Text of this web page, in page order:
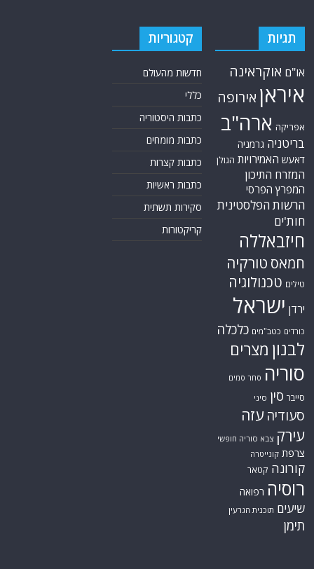
תגיות
או"ם אוקראינה
איראן אירופה
אפריקה ארה"ב
בריטניה גרמניה
דאעש האמירויות הגולן
המזרח התיכון
המפרץ הפרסי
הרשות הפלסטינית
חות'ים
חיזבאללה
חמאס טורקיה
טילים טכנולוגיה
ירדן ישראל
כורדים כטב"מים כלכלה
לבנון מצרים
סוריה סחר סמים
סייבר סין סיני
סעודיה עזה
עירק צבא סוריה חופשי
צרפת קונייטרה
קורונה קטאר
רוסיה רפואה
שיעים תוכנית הגרעין
תימן
קטגוריות
חדשות מהעולם
כללי
כתבות היסטוריה
כתבות מומחים
כתבות קצרות
כתבות ראשיות
סקירות תשתית
קריקטורות